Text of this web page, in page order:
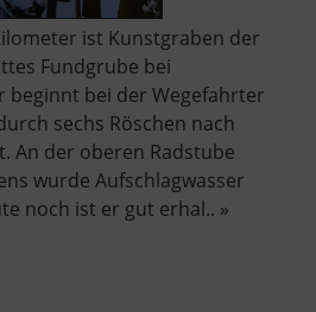
ist Kunstgraben der
Fundgrube bei
beginnt bei der Wegefahrter
sechs Röschen nach
An der oberen Radstube
wurde Aufschlagwasser
noch ist er gut erhal.. »